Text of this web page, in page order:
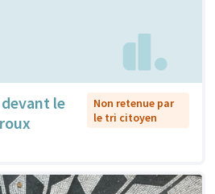
le
Non retenue par
le tri citoyen